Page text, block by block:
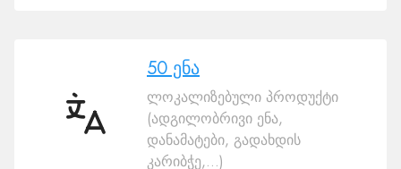
50
50 ენა
ლოკალიზებული პროდუქტი
(ადგილობრივი ენა,
დანამატები, გადახდის
კარიბჭე,...)